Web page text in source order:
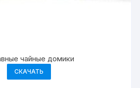
чайные домики
СКАЧАТЬ